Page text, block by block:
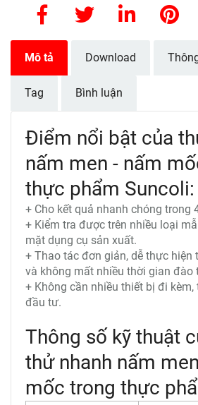
Mô tả Download
Tag Bình luận
Điểm nổi bật của
nấm men - nấm
thực phẩm Suncoli:
+ Cho kết quả nhanh chóng trong
+ Kiểm tra được trên nhiều loại
mặt dụng cụ sản xuất.
+ Thao tác đơn giản, dễ thực hiện
và không mất nhiều thời gian đào
+ Không cần nhiều thiết bị đi
đầu tư.
Thông số kỹ thuật
thử nhanh nấm
mốc trong thực